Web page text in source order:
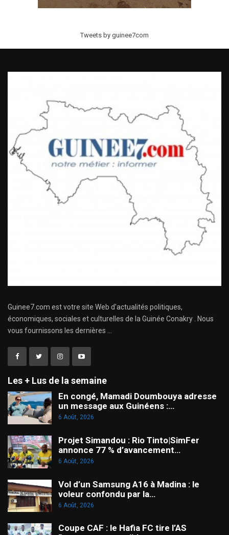
Tweets by guinee7com
Guinee7.com est votre site Web d'actualités politiques,
économiques, sociales et culturelles de la Guinée Conakry . Nous
vous fournissons les dernières ...
Les + Lus de la semaine
En congé, Mamadi Doumbouya adresse
un message aux Guinéens :…
6 Août, 2026
Projet Simandou : Rio Tinto|SimFer
annonce 77 % d’avancement…
6 Août, 2026
Vol d’un Samsung A16 à Madina : le
voleur confondu par la…
6 Août, 2026
Coupe CAF : le Hafia FC tire l’AS